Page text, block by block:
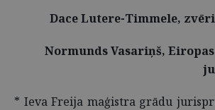
Dace Lutere-Timmele,
Normunds Vasariņš,
* Ieva Freija maģistra grādu